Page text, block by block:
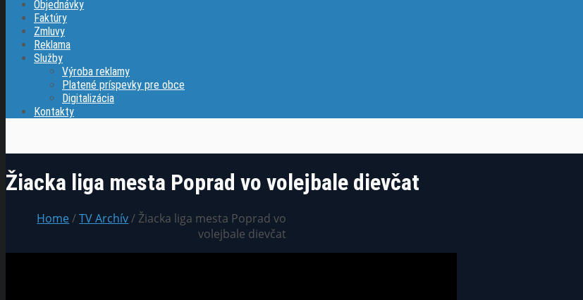
Objednávky
Faktúry
Zmluvy
Reklama
Služby
Výroba reklamy
Platené príspevky pre obce
Digitalizácia
Kontakty
Žiacka liga mesta Poprad vo volejbale dievčat
Home/TV Archív/ Žiacka liga mesta Poprad vo
volejbale dievčat